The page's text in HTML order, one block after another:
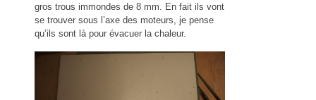
gros trous immondes de 8 mm. En fait ils vont
se trouver sous l’axe des moteurs, je pense
qu’ils sont là pour évacuer la chaleur.